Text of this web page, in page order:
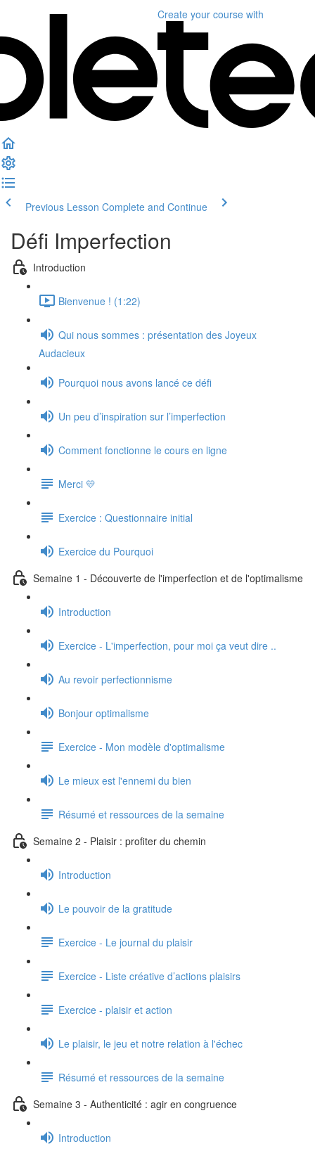
Create your course with
Previous Lesson Complete and Continue
Défi Imperfection
Introduction
Bienvenue ! (1:22)
Qui nous sommes : présentation des Joyeux
Audacieux
Pourquoi nous avons lancé ce défi
Un peu d’inspiration sur l’imperfection
Comment fonctionne le cours en ligne
Merci 💛
Exercice : Questionnaire initial
Exercice du Pourquoi
Semaine 1 - Découverte de l'imperfection et de l'optimalisme
Introduction
Exercice - L'imperfection, pour moi ça veut dire ..
Au revoir perfectionnisme
Bonjour optimalisme
Exercice - Mon modèle d'optimalisme
Le mieux est l'ennemi du bien
Résumé et ressources de la semaine
Semaine 2 - Plaisir : profiter du chemin
Introduction
Le pouvoir de la gratitude
Exercice - Le journal du plaisir
Exercice - Liste créative d’actions plaisirs
Exercice - plaisir et action
Le plaisir, le jeu et notre relation à l'échec
Résumé et ressources de la semaine
Semaine 3 - Authenticité : agir en congruence
Introduction